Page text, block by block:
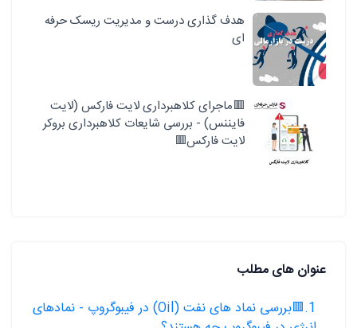
هدف گذاری درست و مدیریت ریسک حرفه
ای
🟥ماجرای کلاهبرداری لایت فارکس (لایت
فایننس) - بررسی شایعات کلاهبرداری بروکر
لایت فارکس🟥
عنوان های مطلب
1.🟥بررسی نماد های نفت (Oil) در فیبوگروپ - نمادهای